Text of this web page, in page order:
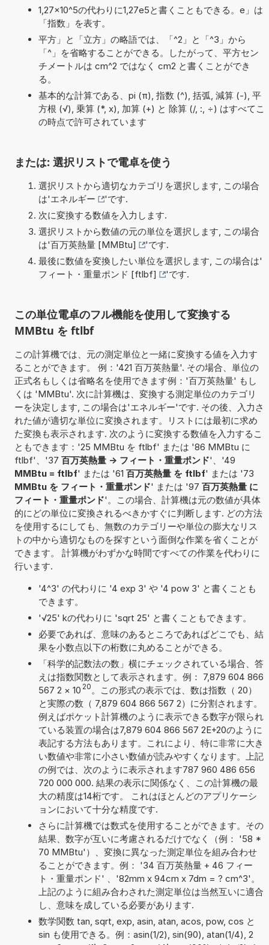
1,27×10^5の代わりに1,27e5と書くこともできる。e」は
「指数」を表す。
平方」と「立方」の略語では、「^2」と「^3」から
「^」を省略することができる。したがって、平方セン
チメートルは cm^2 ではなく cm2 と書くことができ
る。
基本的な計算である、pi (π), 指数 (^), 括弧, 減算 (-), 平
方根 (√), 乗算 (*, x), 加算 (+) と 除算 (/, :, ÷) はすべてこ
の時点で許可されています
または: 選択リストで電卓を使う
選択リストから適切なカテゴリを選択します, この場合
は'エネルギー
'です.
次に変換する数値を入力します.
選択リストから数値の元の単位を選択します, この場合
は'百万英熱量 [MMBtu]
'です.
最後に数値を変換したい単位を選択します, この場合は'
フィート・重量ポンド [ftlbf]
'です.
この単位電卓のフル機能を使用して変換する
MMBtu を ftlbf
この計算機では、元の測定単位と一緒に変換する値を入力す
ることができます。 例：'421 百万英熱量'. その場合、単位の
正式名もしくは省略名を使用できます例：'百万英熱量' もし
くは 'MMBtu'. 次に計算機は、変換する測定単位のカテゴリ
ーを決定します, この場合は'エネルギー'です. その後、入力さ
れた値が適切な単位に変換されます。リストには最初に求め
た変換も表示されます. 次のように変換する数値を入力するこ
ともできます：'25 MMBtu を ftlbf' または '86 MMBtu に
ftlbf'、'37 百万英熱量 -> フィート・重量ポンド'、'49
MMBtu = ftlbf' または '61 百万英熱量 を ftlbf' または '73
MMBtu を フィート・重量ポンド' または '97 百万英熱量 に
フィート・重量ポンド'。この場合、計算機は元の数値が具体
的にどの単位に変換されるべきかすぐに判断します. どの方法
を使用するにしても、無数のカテゴリーや単位の膨大なリス
トの中から適切なものを探すという面倒な作業を省くことが
できます。 計算機がわずかな時間ですべての作業を代わりに
行います.
'4^3' の代わりに '4 exp 3' や '4 pow 3' と書くことも
できます。
'√25' kの代わりに 'sqrt 25' と書くこともできます。
必要であれば、意味のあるところであればどこでも、結
果を小数点以下の桁数に丸めることができる。
「科学的記数法の数」横にチェックされている場合、答
えは指数関数として表示されます。例： 7,879 604 866
567 2 × 10 20 。この形式の表示では、数は指数（ 20）
と実際の数（ 7,879 604 866 567 2）に分割されます。
例えばポケット計算機のように表示できる数字が限られ
ている装置の場合は7,879 604 866 567 2E+20のように
表記する方法もあります。これにより、特に非常に大き
い数値や非常に小さい数値が読みやすくなります。上記
の例では、次のように表示されます787 960 486 656
720 000 000. 結果の表示に関係なく、この計算機の最
大の精度は14桁です。 これはほとんどのアプリケーシ
ョンにおいて十分な精度です.
さらに計算機では数式を使用することができます。その
結果、数字が互いに考慮されるだけでなく（例： '58 *
70 MMBtu'）、変換に異なった測定単位を組み合わせ
ることができます。例： '34 百万英熱量 + 46 フィー
ト・重量ポンド' 、'82mm x 94cm x 7dm = ? cm^3'。
上記のように組み合わされた測定単位は当然互いに適合
し、意味を成している必要があります.
数学関数 tan, sqrt, exp, asin, atan, acos, pow, cos と
sin も使用できる。例：asin(1/2), sin(90), atan(1/4), 2